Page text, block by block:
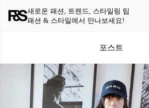
새로운 패션, 트렌드, 스타일링 팁
패션 & 스타일에서 만나보세요!
포스트